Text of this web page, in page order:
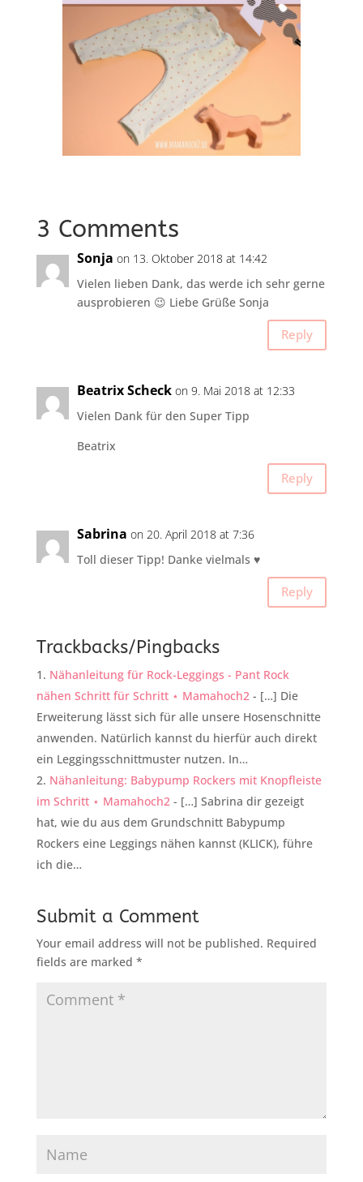
3 Comments
Sonja on 13. Oktober 2018 at 14:42
Vielen lieben Dank, das werde ich sehr gerne
ausprobieren 😉 Liebe Grüße Sonja
Reply
Beatrix Scheck on 9. Mai 2018 at 12:33
Vielen Dank für den Super Tipp
Beatrix
Reply
Sabrina on 20. April 2018 at 7:36
Toll dieser Tipp! Danke vielmals ♥️
Reply
Trackbacks/Pingbacks
Nähanleitung für Rock-Leggings - Pant Rock
nähen Schritt für Schritt ⋆ Mamahoch2 - […] Die
Erweiterung lässt sich für alle unsere Hosenschnitte
anwenden. Natürlich kannst du hierfür auch direkt
ein Leggingsschnittmuster nutzen. In…
Nähanleitung: Babypump Rockers mit Knopfleiste
im Schritt ⋆ Mamahoch2 - […] Sabrina dir gezeigt
hat, wie du aus dem Grundschnitt Babypump
Rockers eine Leggings nähen kannst (KLICK), führe
ich die…
Submit a Comment
Your email address will not be published. Required
fields are marked *